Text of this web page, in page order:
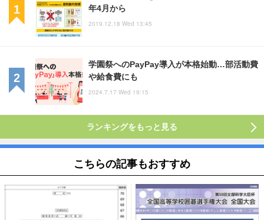
年4月から
2019.12.18 Wed 13:45
学園祭へのPayPay導入が本格始動…部活動費
や給食費にも
2024.7.17 Wed 19:15
ランキングをもっと見る
こちらの記事もおすすめ